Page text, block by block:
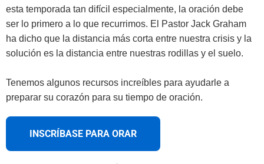
esta temporada tan difícil especialmente, la oración debe
ser lo primero a lo que recurrimos. El Pastor Jack Graham
ha dicho que la distancia más corta entre nuestra crisis y la
solución es la distancia entre nuestras rodillas y el suelo.
Tenemos algunos recursos increíbles para ayudarle a
preparar su corazón para su tiempo de oración.
INSCRÍBASE PARA ORAR